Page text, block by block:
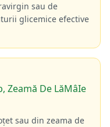
sau de
glicemice efective
Zeamă De LăMâIe
sau din zeama de